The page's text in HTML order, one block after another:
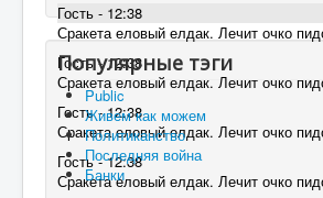
Гость - 12:38
Сракета еловый елдак. Лечит очко
Гость - 12:38
Сракета еловый елдак. Лечит очко
Гость - 12:38
Сракета еловый елдак. Лечит очко
Гость - 12:38
Сракета еловый елдак. Лечит очко
Популярные тэги
Public
Живем как можем
Политиканство
Последняя война
Банки